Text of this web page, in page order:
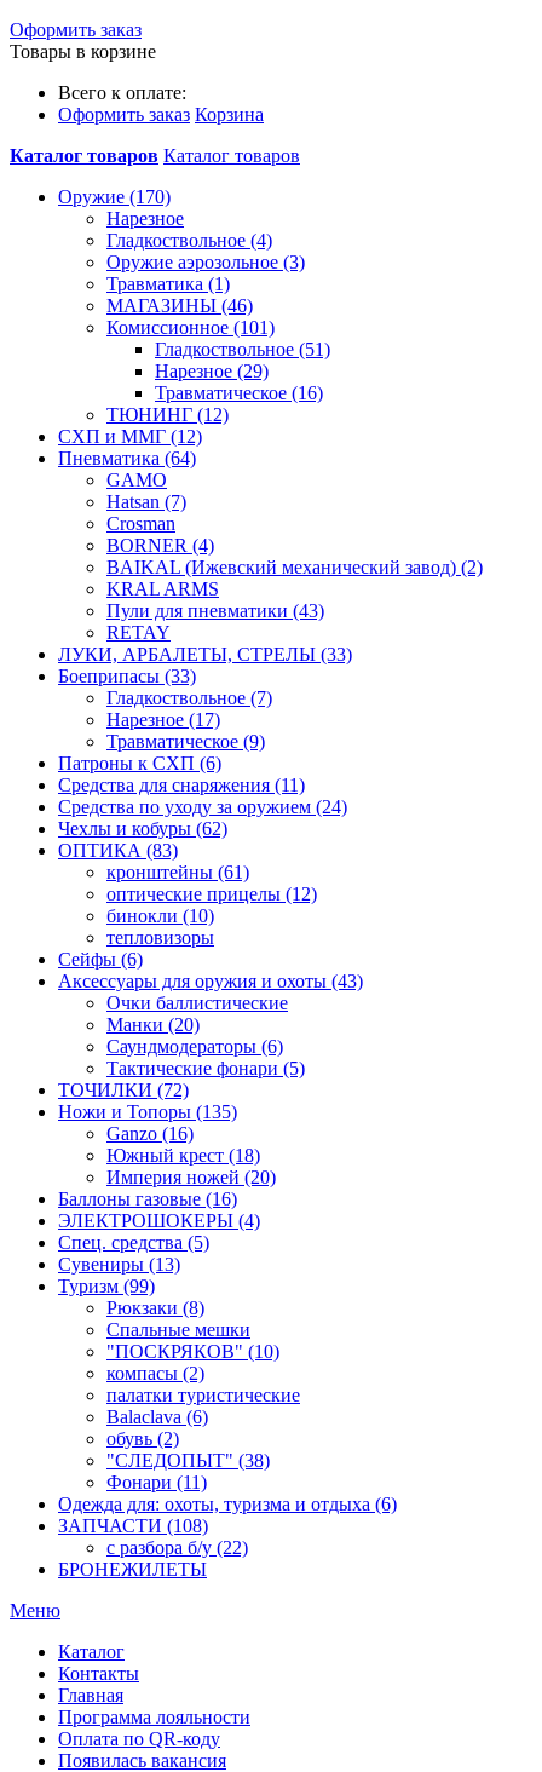
Оформить заказ
Товары в корзине
Всего к оплате:
Оформить заказ Корзина
Каталог товаров Каталог товаров
Оружие (170)
Нарезное
Гладкоствольное (4)
Оружие аэрозольное (3)
Травматика (1)
МАГАЗИНЫ (46)
Комиссионное (101)
Гладкоствольное (51)
Нарезное (29)
Травматическое (16)
ТЮНИНГ (12)
СХП и ММГ (12)
Пневматика (64)
GAMO
Hatsan (7)
Crosman
BORNER (4)
BAIKAL (Ижевский механический завод) (2)
KRAL ARMS
Пули для пневматики (43)
RETAY
ЛУКИ, АРБАЛЕТЫ, СТРЕЛЫ (33)
Боеприпасы (33)
Гладкоствольное (7)
Нарезное (17)
Травматическое (9)
Патроны к СХП (6)
Средства для снаряжения (11)
Средства по уходу за оружием (24)
Чехлы и кобуры (62)
ОПТИКА (83)
кронштейны (61)
оптические прицелы (12)
бинокли (10)
тепловизоры
Сейфы (6)
Аксессуары для оружия и охоты (43)
Очки баллистические
Манки (20)
Саундмодераторы (6)
Тактические фонари (5)
ТОЧИЛКИ (72)
Ножи и Топоры (135)
Ganzo (16)
Южный крест (18)
Империя ножей (20)
Баллоны газовые (16)
ЭЛЕКТРОШОКЕРЫ (4)
Спец. средства (5)
Сувениры (13)
Туризм (99)
Рюкзаки (8)
Спальные мешки
"ПОСКРЯКОВ" (10)
компасы (2)
палатки туристические
Balaclava (6)
обувь (2)
"СЛЕДОПЫТ" (38)
Фонари (11)
Одежда для: охоты, туризма и отдыха (6)
ЗАПЧАСТИ (108)
с разбора б/у (22)
БРОНЕЖИЛЕТЫ
Меню
Каталог
Контакты
Главная
Программа лояльности
Оплата по QR-коду
Появилась вакансия